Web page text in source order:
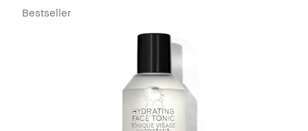
Bestseller